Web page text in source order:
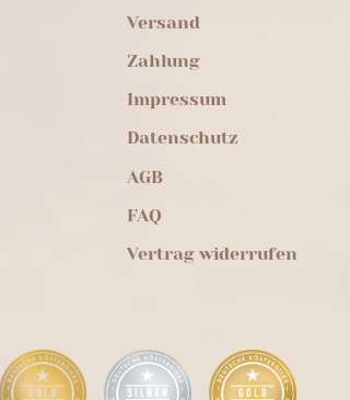
Versand
Zahlung
Impressum
Datenschutz
AGB
FAQ
Vertrag widerrufen